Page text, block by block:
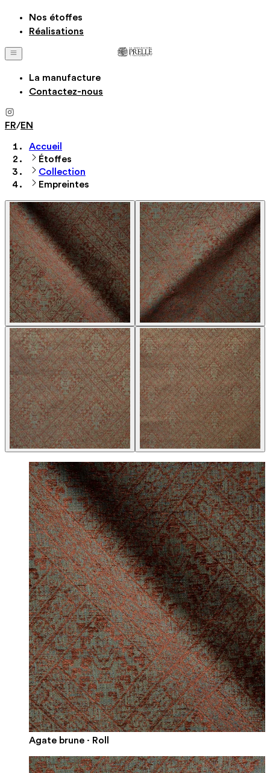
Nos étoffes
Réalisations
La manufacture
Contactez-nous
FR/EN
Accueil
Étoffes
Collection
Empreintes
Agate brune · Roll